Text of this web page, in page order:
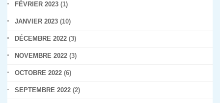
FÉVRIER 2023 (1)
JANVIER 2023 (10)
DÉCEMBRE 2022 (3)
NOVEMBRE 2022 (3)
OCTOBRE 2022 (6)
SEPTEMBRE 2022 (2)